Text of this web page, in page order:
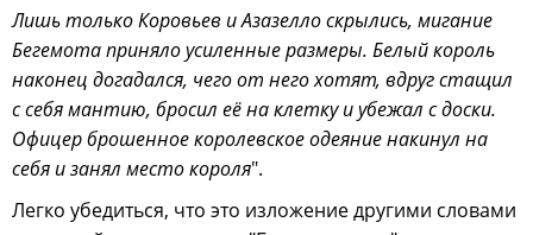
Лишь только Коровьев и Азазелло скрылись, мигание
Бегемота приняло усиленные размеры. Белый король
наконец догадался, чего от него хотят, вдруг стащил
с себя мантию, бросил её на клетку и убежал с доски.
Офицер брошенное королевское одеяние накинул на
себя и занял место короля".
Легко убедиться, что это изложение другими словами